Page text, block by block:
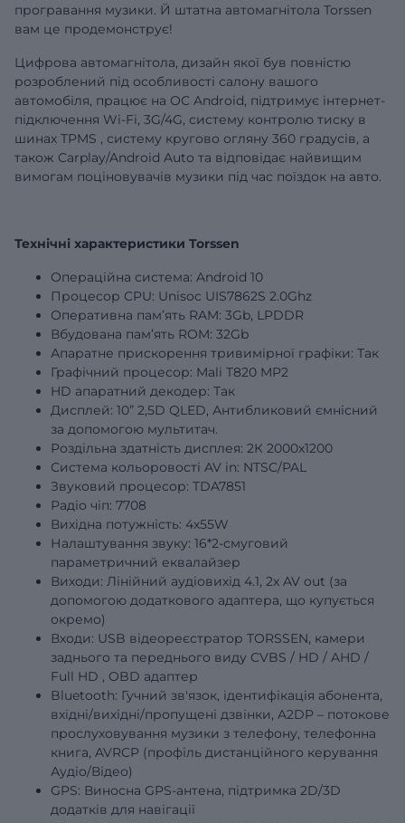
програвання музики. Й штатна автомагнітола Torssen
вам це продемонструє!
Цифрова автомагнітола, дизайн якої був повністю
розроблений під особливості салону вашого
автомобіля, працює на ОС Android, підтримує інтернет-
підключення Wi-Fi, 3G/4G, систему контролю тиску в
шинах TPMS , систему кругово огляну 360 градусів, а
також Carplay/Android Auto та відповідає найвищим
вимогам поціновувачів музики під час поїздок на авто.
Технічні характеристики Torssen
Операційна система: Android 10
Процесор CPU: Unisoc UIS7862S 2.0Ghz
Оперативна пам’ять RAM: 3Gb, LPDDR
Вбудована пам’ять ROM: 32Gb
Апаратне прискорення тривимірної графіки: Так
Графічний процесор: Mali T820 MP2
HD апаратний декодер: Так
Дисплей: 10” 2,5D QLED, Антибликовий ємнісний
за допомогою мультитач.
Роздільна здатність дисплея: 2К 2000х1200
Система кольоровості AV in: NTSC/PAL
Звуковий процесор: TDA7851
Радіо чіп: 7708
Вихідна потужність: 4х55W
Налаштування звуку: 16*2-смуговий
параметричний еквалайзер
Виходи: Лінійний аудіовихід 4.1, 2x AV out (за
допомогою додаткового адаптера, що купується
окремо)
Входи: USB відеореєстратор TORSSEN, камери
заднього та переднього виду CVBS / HD / AHD /
Full HD , OBD адаптер
Bluetooth: Гучний зв'язок, ідентифікація абонента,
вхідні/вихідні/пропущені дзвінки, A2DP – потокове
прослуховування музики з телефону, телефонна
книга, AVRCP (профіль дистанційного керування
Аудіо/Відео)
GPS: Виносна GPS-антена, підтримка 2D/3D
додатків для навігації